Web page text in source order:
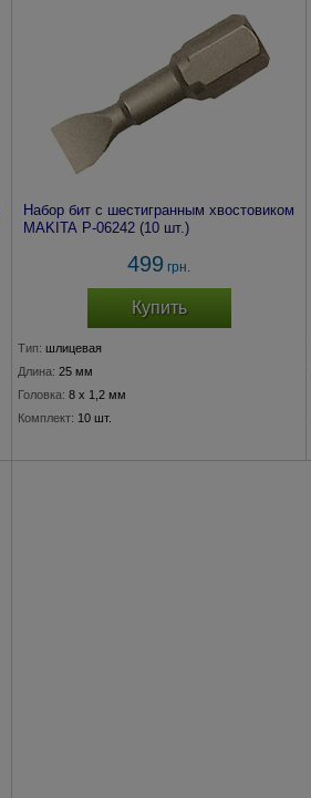
Набор бит с шестигранным хвостовиком
MAKITA P-06242 (10 шт.)
499 грн.
Купить
Тип: шлицевая
Длина: 25 мм
Головка: 8 x 1,2 мм
Комплект: 10 шт.